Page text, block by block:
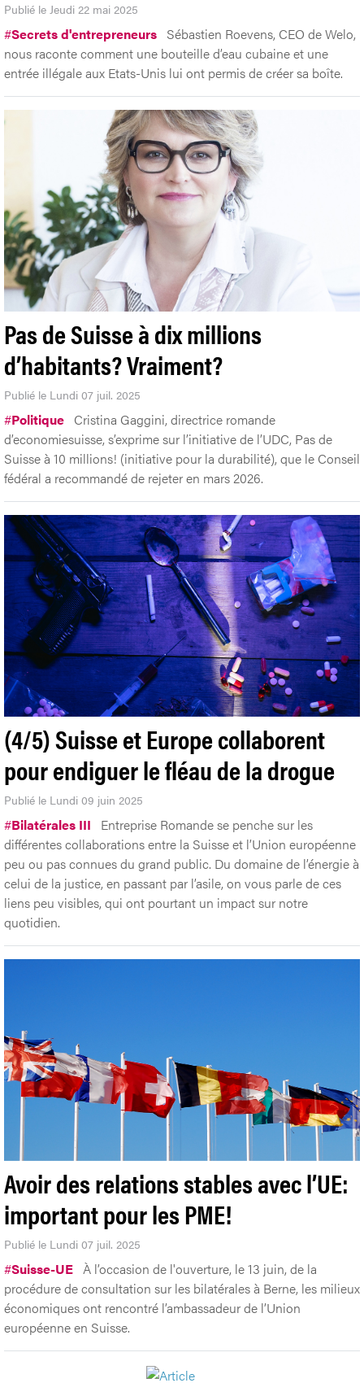
Publié le Jeudi 22 mai 2025
#Secrets d'entrepreneurs Sébastien Roevens, CEO de Welo,
nous raconte comment une bouteille d’eau cubaine et une
entrée illégale aux Etats-Unis lui ont permis de créer sa boîte.
Pas de Suisse à dix millions
d’habitants? Vraiment?
Publié le Lundi 07 juil. 2025
#Politique Cristina Gaggini, directrice romande
d’economiesuisse, s’exprime sur l’initiative de l’UDC, Pas de
Suisse à 10 millions! (initiative pour la durabilité), que le Conseil
fédéral a recommandé de rejeter en mars 2026.
(4/5) Suisse et Europe collaborent
pour endiguer le fléau de la drogue
Publié le Lundi 09 juin 2025
#Bilatérales III
Entreprise Romande se penche sur les
différentes collaborations entre la Suisse et l’Union européenne
peu ou pas connues du grand public. Du domaine de l’énergie à
celui de la justice, en passant par l’asile, on vous parle de ces
liens peu visibles, qui ont pourtant un impact sur notre
quotidien.
Avoir des relations stables avec l’UE:
important pour les PME!
Publié le Lundi 07 juil. 2025
#Suisse-UE À l’occasion de l'ouverture, le 13 juin, de la
procédure de consultation sur les bilatérales à Berne, les milieux
économiques ont rencontré l’ambassadeur de l’Union
européenne en Suisse.